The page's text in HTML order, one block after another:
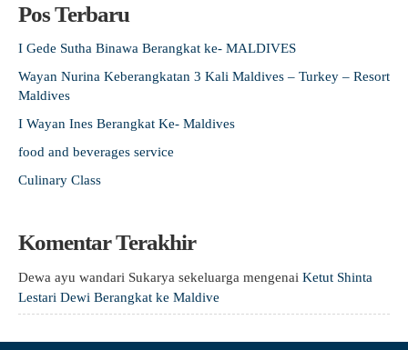
Pos Terbaru
I Gede Sutha Binawa Berangkat ke- MALDIVES
Wayan Nurina Keberangkatan 3 Kali Maldives – Turkey – Resort
Maldives
I Wayan Ines Berangkat Ke- Maldives
food and beverages service
Culinary Class
Komentar Terakhir
Dewa ayu wandari Sukarya sekeluarga mengenai Ketut Shinta
Lestari Dewi Berangkat ke Maldive